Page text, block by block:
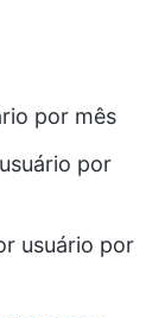
por mês
por
usuário por